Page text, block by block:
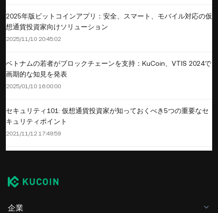
2025年版ビットコインアプリ：安全、スマート、モバイル対応の仮
想通貨投資家向けソリューション
2025/11/10 20:45:02
ベトナムの若者がブロックチェーンを支持：KuCoin、VTIS 2024で
画期的な知見を発表
2025/01/10 16:00:00
セキュリティ101: 仮想通貨投資家が知っておくべき5つの重要なセ
キュリティポイント
2021/11/12 17:49:59
企業